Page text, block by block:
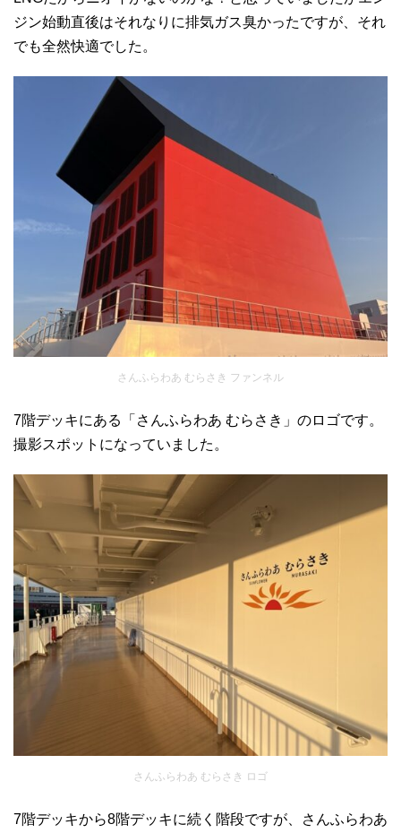
ジン始動直後はそれなりに排気ガス臭かったですが、それ
でも全然快適でした。
さんふらわあ むらさき ファンネル
7階デッキにある「さんふらわあ むらさき」のロゴです。
撮影スポットになっていました。
さんふらわあ むらさき ロゴ
7階デッキから8階デッキに続く階段ですが、さんふらわあ